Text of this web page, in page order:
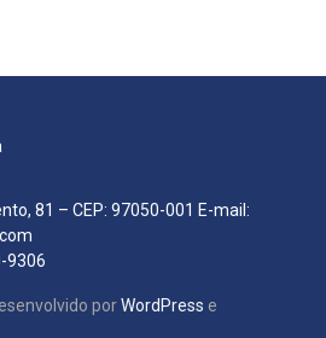
81 – CEP: 97050-001 E-mail:
9306
porWordPress e